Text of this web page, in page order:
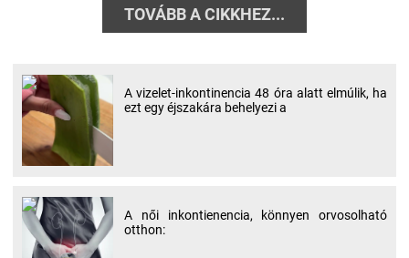
TOVÁBB A CIKKHEZ...
A vizelet-inkontinencia 48 óra alatt elmúlik, ha
ezt egy éjszakára behelyezi a
A női inkontienencia, könnyen orvosolható
otthon: